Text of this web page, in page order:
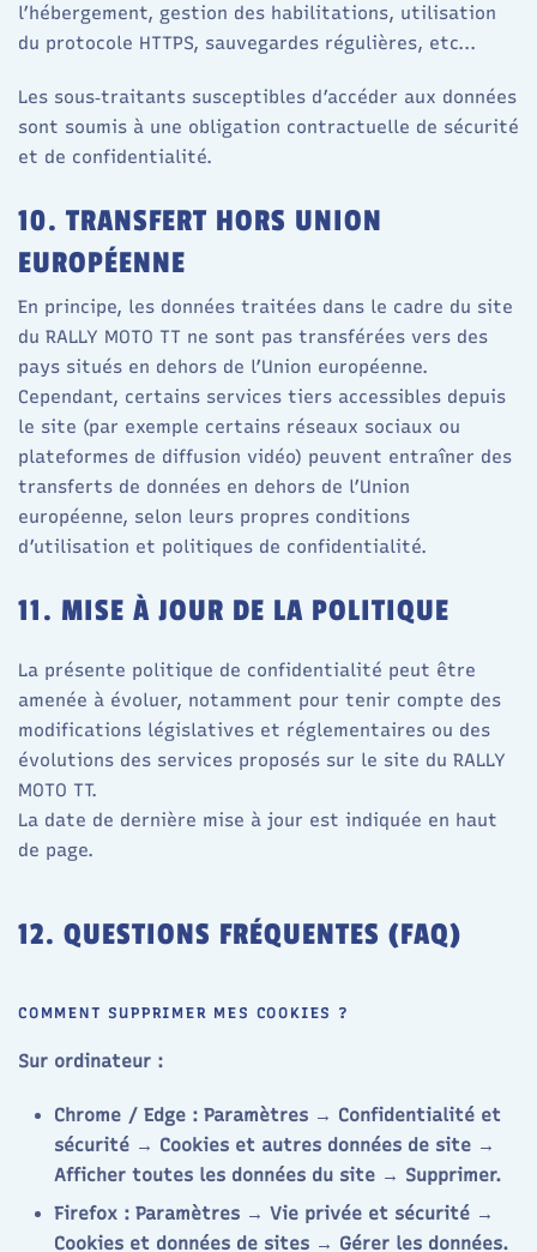
l’hébergement, gestion des habilitations, utilisation
du protocole HTTPS, sauvegardes régulières, etc...​
Les sous‑traitants susceptibles d’accéder aux données
sont soumis à une obligation contractuelle de sécurité
et de confidentialité.
10. TRANSFERT HORS UNION
EUROPÉENNE
En principe, les données traitées dans le cadre du site
du RALLY MOTO TT ne sont pas transférées vers des
pays situés en dehors de l’Union européenne.​
Cependant, certains services tiers accessibles depuis
le site (par exemple certains réseaux sociaux ou
plateformes de diffusion vidéo) peuvent entraîner des
transferts de données en dehors de l’Union
européenne, selon leurs propres conditions
d’utilisation et politiques de confidentialité.​
11. MISE À JOUR DE LA POLITIQUE
La présente politique de confidentialité peut être
amenée à évoluer, notamment pour tenir compte des
modifications législatives et réglementaires ou des
évolutions des services proposés sur le site du RALLY
MOTO TT.
La date de dernière mise à jour est indiquée en haut
de page.
12. QUESTIONS FRÉQUENTES (FAQ)
COMMENT SUPPRIMER MES COOKIES ?
Sur ordinateur :
Chrome / Edge : Paramètres → Confidentialité et
sécurité → Cookies et autres données de site →
Afficher toutes les données du site → Supprimer.
Firefox : Paramètres → Vie privée et sécurité →
Cookies et données de sites → Gérer les données.